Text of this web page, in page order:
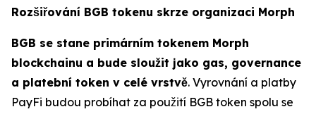
Rozšiřování BGB tokenu skrze organizaci Morph
BGB se stane primárním tokenem Morph
blockchainu a bude sloužit jako gas, governance
a platební token v celé vrstvě. Vyrovnání a platby
PayFi budou probíhat za použití BGB token spolu se